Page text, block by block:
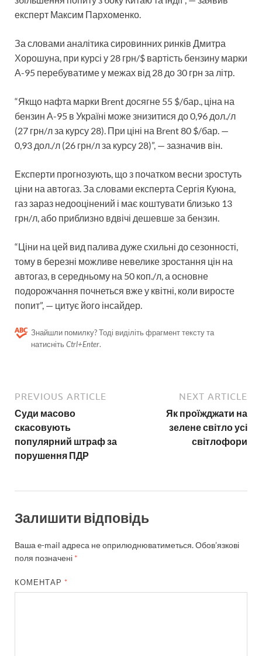
експерт Максим Пархоменко.
За словами аналітика сировинних ринків Дмитра
Хорошуна, при курсі у 28 грн/$ вартість бензину марки
А-95 перебуватиме у межах від 28 до 30 грн за літр.
“Якщо нафта марки Brent досягне 55 $/бар., ціна на
бензин А-95 в Україні може знизитися до 0,96 дол./л
(27 грн/л за курсу 28). При ціні на Brent 80 $/бар. —
0,93 дол./л (26 грн/л за курсу 28)”, — зазначив він.
Експерти прогнозують, що з початком весни зростуть
ціни на автогаз. За словами експерта Сергія Куюна,
газ зараз недооцінений і має коштувати близько 13
грн/л, або приблизно вдвічі дешевше за бензин.
“Ціни на цей вид палива дуже схильні до сезонності,
тому в березні можливе невелике зростання цін на
автогаз, в середньому на 50 коп./л, а основне
подорожчання почнеться вже у квітні, коли виросте
попит”, — цитує його інсайдер.
Знайшли помилку? Тоді виділіть фрагмент тексту та
натисніть Ctrl+Enter.
PREVIOUS ARTICLE
Суди масово
скасовують
популярний штраф за
порушення ПДР
NEXT ARTICLE
Як проїжджати на
зелене світло усі
світлофори
Залишити відповідь
Ваша e-mail адреса не оприлюднюватиметься.Обов’язкові
поля позначені *
КОМЕНТАР *